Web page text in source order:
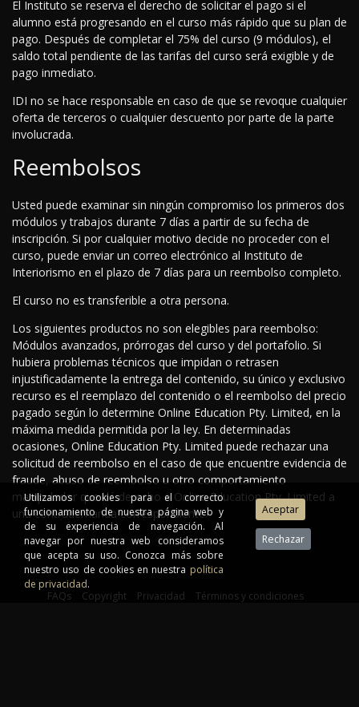
El Instituto se reserva el derecho de solicitar el pago si el
alumno está progresando en el curso más rápido que su plan de
pago. Después de completar el 75% del curso (9 módulos), el
saldo total pendiente de las tarifas del curso será exigible y de
pago inmediato.
IDI no se hace responsable en caso de que se revoque cualquier
oferta de terceros o cualquier descuento por parte de la parte
involucrada.
Reembolsos
Usted puede examinar sin ningún compromiso los primeros dos
módulos y trabajos durante 7 días a partir de su fecha de
inscripción. Si por cualquier motivo decide no proceder con el
curso, puede enviar un correo electrónico al Instituto de
Interiorismo en el plazo de 7 días para un reembolso completo.
El curso no es transferible a otra persona.
Los siguientes productos no son elegibles para reembolso:
Módulos avanzados, prórrogas del curso y del portafolio. Si
hubiera problemas técnicos que impidan o retrasen
injustificadamente la entrega del contenido, su único y exclusivo
recurso es el reemplazo del contenido o el reembolso del precio
pagado según lo determine Online Education Pty. Limited, en la
máxima medida permitida por la ley. En determinadas
ocasiones, Online Education Pty. Limited puede rechazar una
solicitud de reembolso en el caso de que encuentre evidencia de
fraude, abuso de reembolso u otro comportamiento
manipulador que dé derecho a Online Education Pty. Limited a
una contrademanda correspondiente.
FAQs Copyright Privacidad
Términos y condiciones
Utilizamos cookies para el correcto
funcionamiento de nuestra página web y
de su experiencia de navegación. Al
navegar por nuestra web consideramos
que acepta su uso. Conozca más sobre
nuestro uso de cookies en nuestra política
de privacidad.